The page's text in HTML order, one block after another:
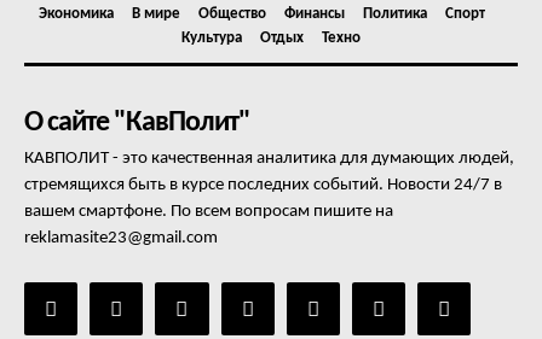
Экономика В мире Общество Финансы Политика
Спорт
Культура
Отдых Техно
О сайте "КавПолит"
КАВПОЛИТ - это качественная аналитика для думающих людей,
стремящихся быть в курсе последних событий. Новости 24/7 в
вашем смартфоне. По всем вопросам пишите на
reklamasite23@gmail.com